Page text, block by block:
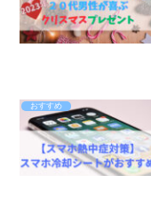
おすすめ